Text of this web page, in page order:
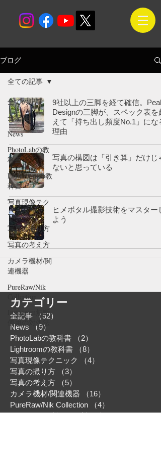
ブログ
全ての記事
全記事
News
PhotoLabの教
科書
Lightroomの教
科書
写真現像テク
ニック
写真の撮り方
写真の考え方
カメラ機材/関
連機器
PureRaw/Nik
Collection
Instagram無断
使用の対処法
全ての記事
9社以上の三脚を経て確信。Peak
Designの三脚が、スペック表を
えて「持ち出し頻度No.1」にな
理由
写真の構図は「引き算」だけじゃ
ないと思っている
ヒメボタル撮影技術をマスターし
よう
カテゴリー
全記事 （52）
News
（9）
PhotoLabの教科書
（2）
Lightroomの教科書
（8）
写真現像テクニック
（4）
写真の撮り方
（3）
写真の考え方
（5）
カメラ機材/関連機器
（16）
PureRaw/Nik Collection
（4）